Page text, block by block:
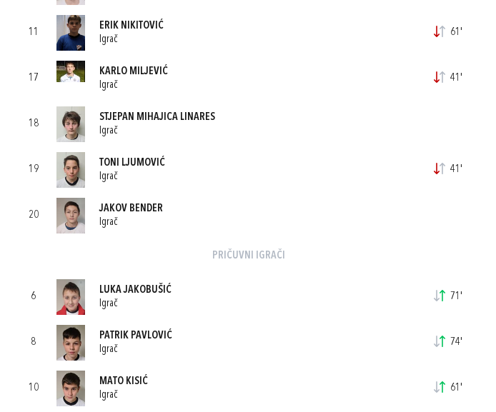
11
ERIK NIKITOVIĆ
Igrač
61'
17
KARLO MILJEVIĆ
Igrač
41'
18
STJEPAN MIHAJICA LINARES
Igrač
19
TONI LJUMOVIĆ
Igrač
41'
20
JAKOV BENDER
Igrač
PRIČUVNI IGRAČI
6
LUKA JAKOBUŠIĆ
Igrač
71'
8
PATRIK PAVLOVIĆ
Igrač
74'
10
MATO KISIĆ
Igrač
61'